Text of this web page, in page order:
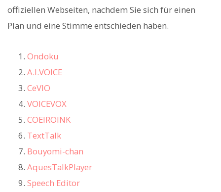
offiziellen Webseiten, nachdem Sie sich für einen
Plan und eine Stimme entschieden haben.
Ondoku
A.I.VOICE
CeVIO
VOICEVOX
COEIROINK
TextTalk
Bouyomi-chan
AquesTalkPlayer
Speech Editor